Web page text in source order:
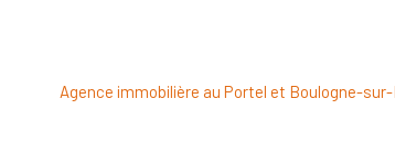
Agence immobilière au Portel et Boulogne-